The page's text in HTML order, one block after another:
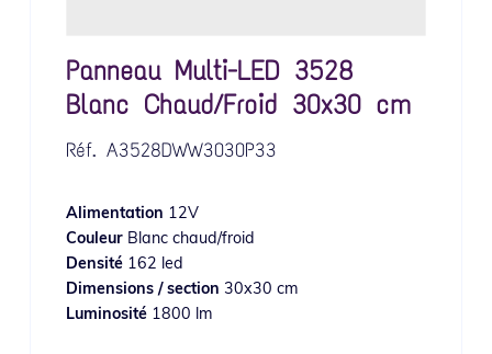
Panneau Multi-LED 3528
Blanc Chaud/Froid 30x30 cm
Réf. A3528DWW3030P33
Alimentation 12V
CouleurBlanc chaud/froid
Densité162 led
Dimensions / section 30x30 cm
Luminosité1800 lm